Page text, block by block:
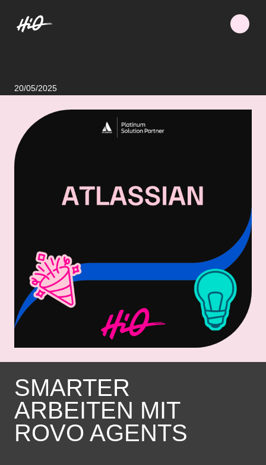
20/05/2025
SMARTER
ARBEITEN MIT
ROVO AGENTS